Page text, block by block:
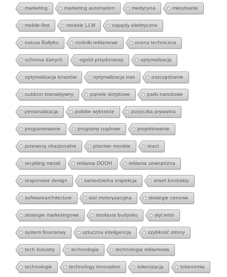
marketing marketing automation medycyna mieszkanie
mobile-first modele LLM napędy elektryczne
natura Bałtyku nośniki reklamowe ocena techniczna
ochrona danych ogród przydomowy optymalizacja
optymalizacja kosztów optymalizacja tras oszczędzanie
outdoor interaktywny panele dotykowe parki narodowe
personalizacja polskie wybrzeże pożyczka prywatna
programowanie programy rządowe projektowanie
przewozy okazjonalne ptactwo morskie react
recykling metali reklama DOOH reklama zewnętrzna
responsive design samodzielna inspekcja smart kontrakty
softwarearchitecture stal motoryzacyjna strategie cenowe
strategie marketingowe struktura budynku styl retro
system finansowy sztuczna inteligencja szybkość strony
tech industry technologia technologia reklamowa
technologie technology innovation tokenizacja tokenomia